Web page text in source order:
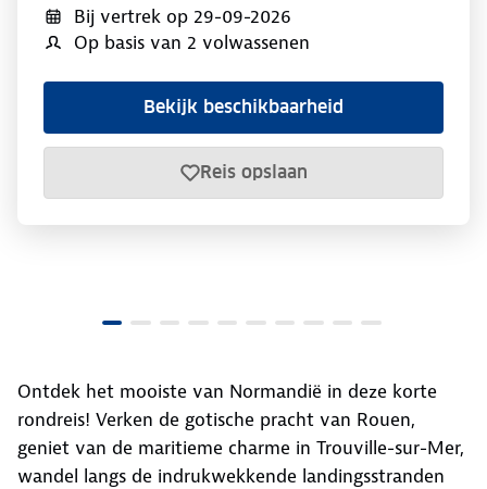
Bij vertrek op 29-09-2026
Op basis van 2 volwassenen
Bekijk beschikbaarheid
Reis opslaan
Ontdek het mooiste van Normandië in deze korte
rondreis! Verken de gotische pracht van Rouen,
geniet van de maritieme charme in Trouville-sur-Mer,
wandel langs de indrukwekkende landingsstranden